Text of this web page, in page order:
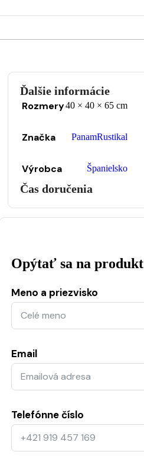
Ďalšie informácie
Rozmery40 × 40 × 65 cm
Značka PanamRustikal
Výrobca Španielsko
Čas doručenia
Opýtať sa na produkt
Meno a priezvisko
Email
Telefónne číslo